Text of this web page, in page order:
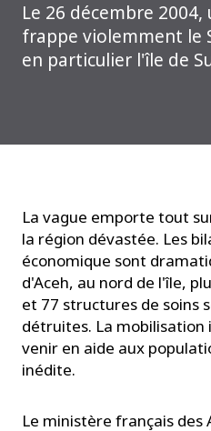
Le 26 décembre
frappe violemment le
en particulier l'île de
La vague emporte tout
la région dévastée. Les
économique sont
d'Aceh, au nord de l'île,
et 77 structures de soins
détruites. La
venir en aide aux
inédite.
Le ministère français